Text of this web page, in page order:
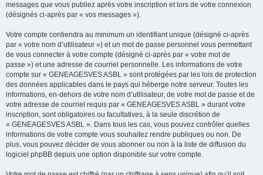
messages que vous publiez après votre inscription et lors de votre connexion
(désignés ci-après par « vos messages »).
Votre compte contiendra au minimum un identifiant unique (désigné ci-après
par « votre nom d’utilisateur ») et un mot de passe personnel vous permettant
de vous connecter à votre compte (désigné ci-après par « votre mot de
passe ») et une adresse de courriel personnelle. Les informations de votre
compte sur « GENEAGESVES ASBL » sont protégées par les lois de protection
des données applicables dans le pays qui héberge notre serveur. Toutes les
informations, en-dehors de votre nom d’utilisateur, de votre mot de passe et de
votre adresse de courriel requis par « GENEAGESVES ASBL » durant votre
inscription, sont obligatoires ou facultatives, à la seule discrétion de
« GENEAGESVES ASBL ». Dans tous les cas, vous pouvez contrôler quelles
informations de votre compte vous souhaitez rendre publiques ou non. De
plus, vous pouvez décider de vous abonner ou non à la liste de diffusion du
logiciel phpBB depuis une option disponible sur votre compte.